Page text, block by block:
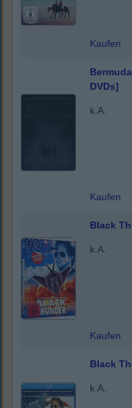
Kaufen
DVDs]
k.A.
Kaufen
Black
k.A.
Kaufen
Black
k.A.